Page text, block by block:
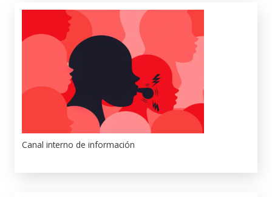
Canal interno de información